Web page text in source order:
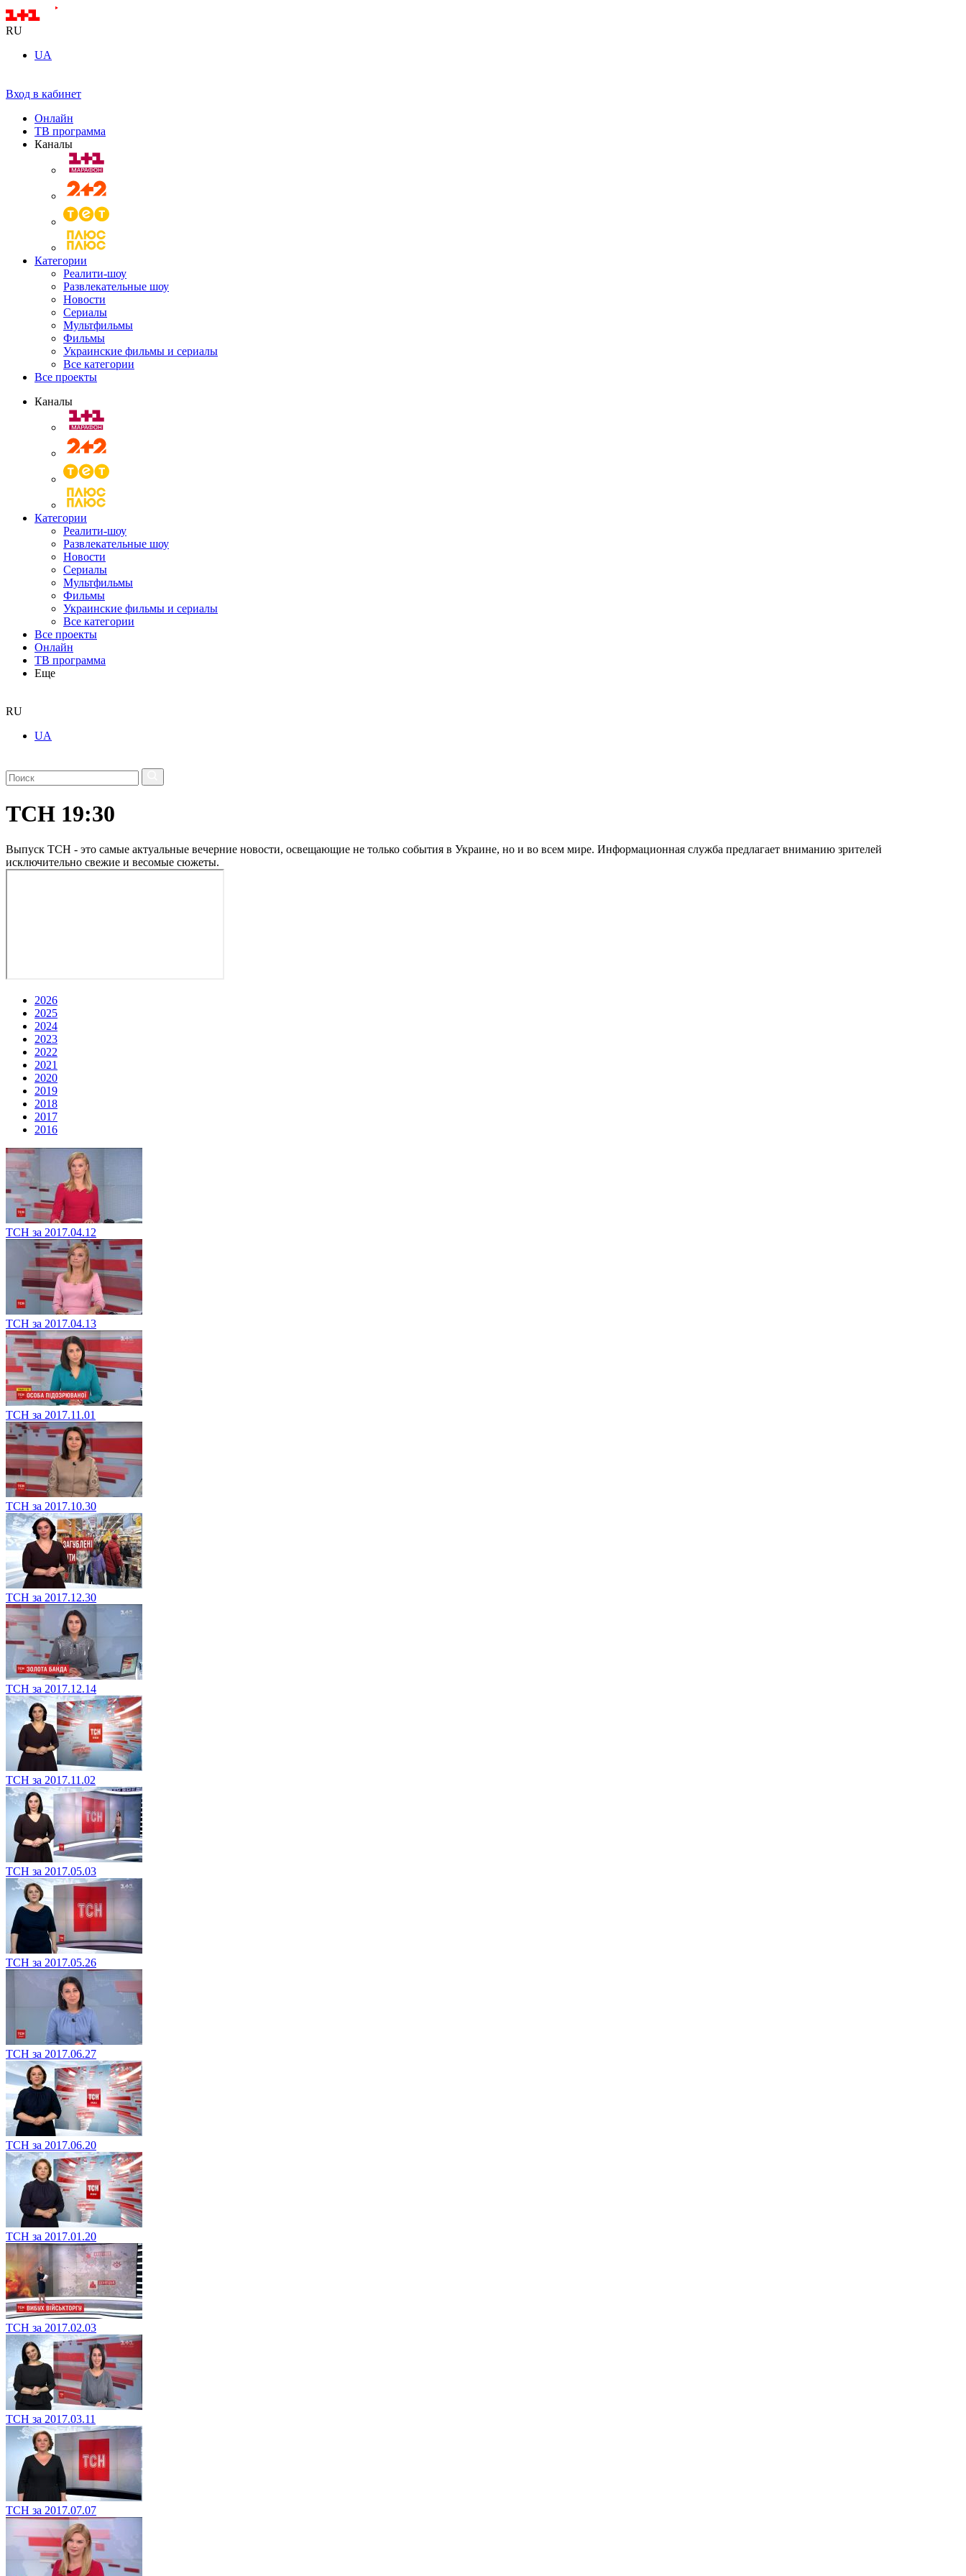
RU
UA
Вход в кабинет
Онлайн
ТВ программа
Каналы
Категории
Реалити-шоу
Развлекательные шоу
Новости
Сериалы
Мультфильмы
Фильмы
Украинские фильмы и сериалы
Все категории
Все проекты
Каналы
Категории
Реалити-шоу
Развлекательные шоу
Новости
Сериалы
Мультфильмы
Фильмы
Украинские фильмы и сериалы
Все категории
Все проекты
Онлайн
ТВ программа
Еще
RU
UA
ТСН 19:30
Выпуск ТСН - это самые актуальные вечерние новости, освещающие не только события в Украине, но и во всем мире. Информационная служба предлагает вниманию зрителей
исключительно свежие и весомые сюжеты.
2026
2025
2024
2023
2022
2021
2020
2019
2018
2017
2016
ТСН за 2017.04.12
ТСН за 2017.04.13
ТСН за 2017.11.01
ТСН за 2017.10.30
ТСН за 2017.12.30
ТСН за 2017.12.14
ТСН за 2017.11.02
ТСН за 2017.05.03
ТСН за 2017.05.26
ТСН за 2017.06.27
ТСН за 2017.06.20
ТСН за 2017.01.20
ТСН за 2017.02.03
ТСН за 2017.03.11
ТСН за 2017.07.07